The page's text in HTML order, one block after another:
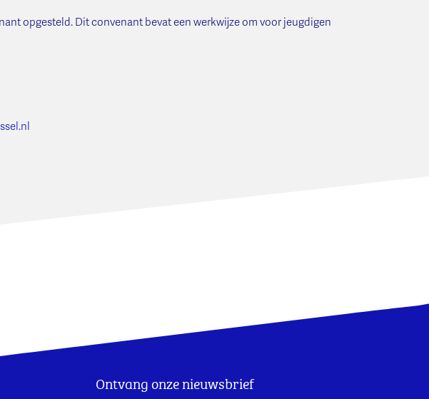
opgesteld. Dit convenant bevat een werkwijze om voor jeugdigen
Ontvang onze nieuwsbrief